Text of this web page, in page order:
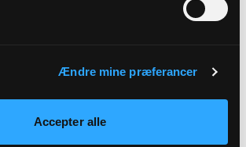
Ændre mine præferancer
Accepter alle